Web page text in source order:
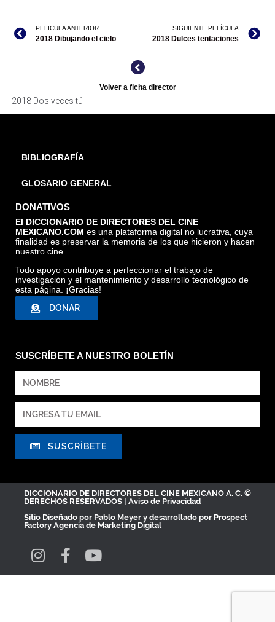
PELICULA ANTERIOR
2018 Dibujando el cielo
SIGUIENTE PELÍCULA
2018 Dulces tentaciones
Volver a ficha director
2018 Dos veces tú
BIBLIOGRAFÍA
GLOSARIO GENERAL
DONATIVOS
El DICCIONARIO DE DIRECTORES DEL CINE
MEXICANO.COM es una plataforma digital no lucrativa, cuya
finalidad es preservar la memoria de los que hicieron y hacen
nuestro cine.
Todo apoyo contribuye a perfeccionar el trabajo de
investigación y el mantenimiento y desarrollo tecnológico de
esta página. ¡Gracias!
DONAR
SUSCRÍBETE A NUESTRO BOLETÍN
SUSCRÍBETE
DICCIONARIO DE DIRECTORES DEL CINE MEXICANO A. C. ©
DERECHOS RESERVADOS | Aviso de Privacidad
Sitio Diseñado por Pablo Meyer y desarrollado por Prospect
Factory Agencia de Marketing Digital